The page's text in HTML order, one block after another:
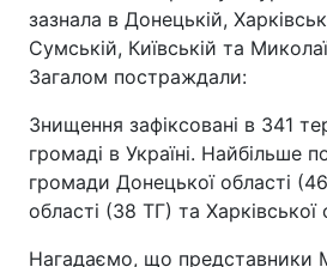
зазнала в Донецькій,
Сумській, Київській та
Загалом постраждали:
Знищення зафіксовані в 341
громаді в Україні. Найбільше
громади Донецької області
області (38 ТГ) та Харківської
Нагадаємо, що представники